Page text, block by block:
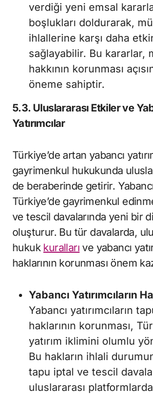
verdiği yeni emsal
boşlukları doldurarak,
ihlallerine karşı daha
sağlayabilir. Bu kararlar,
hakkının korunması
öneme sahiptir.
5.3. Uluslararası Etkiler ve
Yatırımcılar
Türkiye’de artan yabancı
gayrimenkul hukukunda
de beraberinde getirir. Yabancı
Türkiye’de gayrimenkul
ve tescil davalarında yeni bir
oluşturur. Bu tür davalarda,
hukuk kuralları ve yabancı
haklarının korunması önem
Yabancı Yatırımcıların
Yabancı yatırımcıların
haklarının korunması,
yatırım iklimini olumlu
Bu hakların ihlali
tapu iptal ve tescil
uluslararası